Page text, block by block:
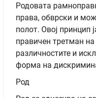
Родовата
права, обврски и
полот. Овој принцип
правичен третман
различностите и
форма на
Род